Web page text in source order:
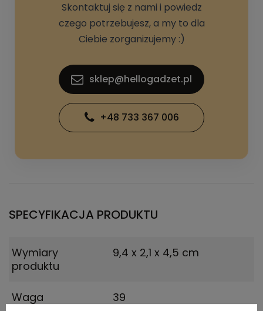
Skontaktuj się z nami i powiedz
czego potrzebujesz, a my to dla
Ciebie zorganizujemy :)
sklep@hellogadzet.pl
+48 733 367 006
SPECYFIKACJA PRODUKTU
Wymiary
produktu
9,4 x 2,1 x 4,5 cm
Waga
39